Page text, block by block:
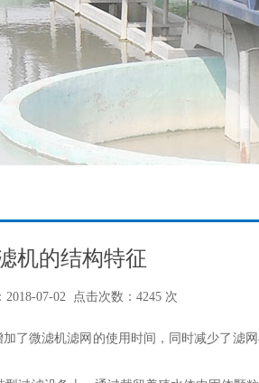
机的结构特征
2018-07-02 点击次数：4245 次
微滤机滤网的使用时间，同时减少了滤网